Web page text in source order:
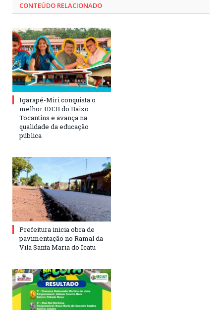
CONTEÚDO RELACIONADO
Igarapé-Miri conquista o
melhor IDEB do Baixo
Tocantins e avança na
qualidade da educação
pública
Prefeitura inicia obra de
pavimentação no Ramal da
Vila Santa Maria do Icatu